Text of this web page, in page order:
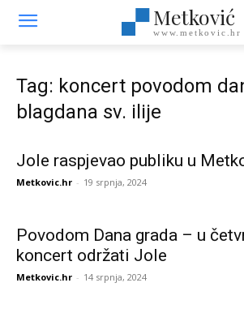
Metković
www.metkovic.hr
Tag: koncert povodom
blagdana sv. ilije
Jole raspjevao publiku u
Metkovic.hr - 19 srpnja, 2024
Povodom Dana grada – u
koncert održati Jole
Metkovic.hr - 14 srpnja, 2024